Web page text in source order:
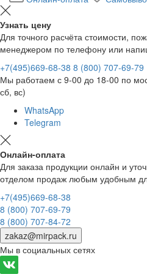
Узнать цену
Для точного расчёта стоимости,
менеджером по телефону или
+7(495)669-68-38 8 (800) 707-69-79
Мы работаем с 9-00 до 18-00 по
сб, вс)
WhatsApp
Telegram
Онлайн-оплата
Для заказа продукции онлайн и
отделом продаж любым удобным
+7(495)669-68-38
8 (800) 707-69-79
8 (800) 707-84-72
zakaz@mirpack.ru
Мы в социальных сетях